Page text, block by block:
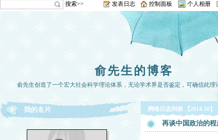
搜索>> 发表日志 控制面板 个人相册
俞先生的博客
俞先生创造了一个宏大社会科学理论体系，无论学术界是否鉴定，可确信此理
我的名片 网络日志列表 【2014-10】
再谈中国政治的